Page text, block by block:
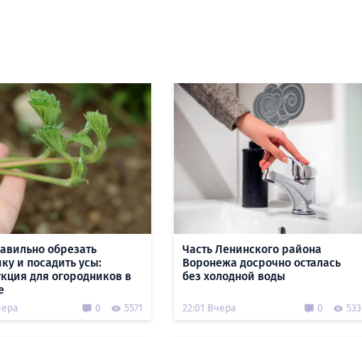
обрезать
и посадить усы:
для огородников в
0 5571
Часть Ленинского района
Воронежа досрочно осталась
без холодной воды
22:01 Вчера 0 533